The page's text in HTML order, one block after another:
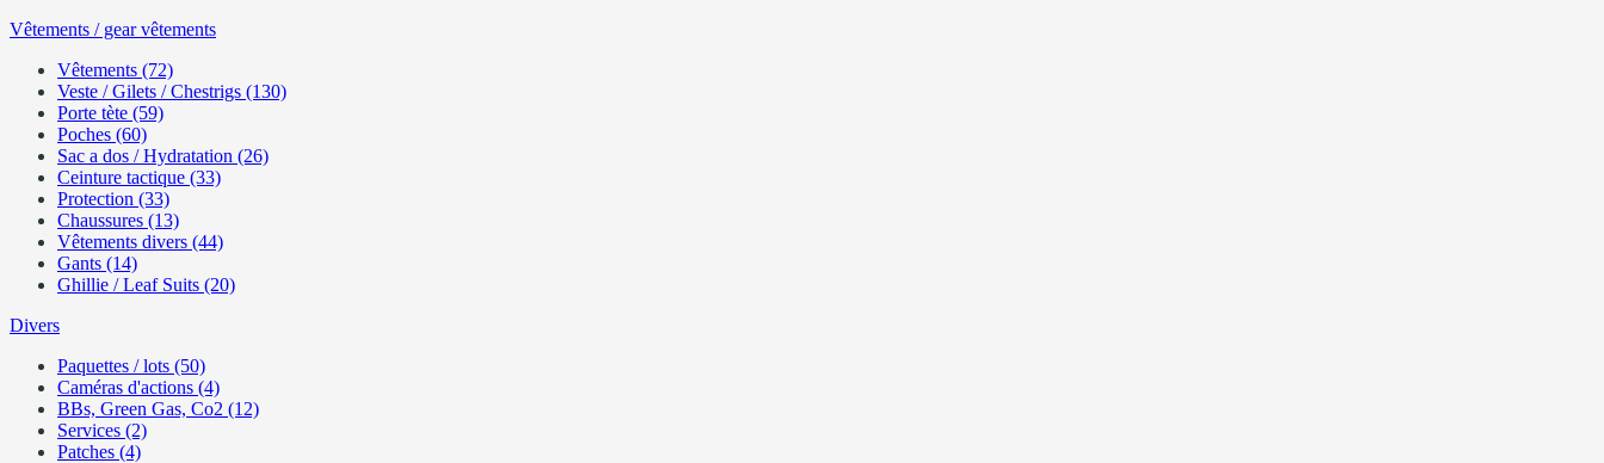
Vêtements / gear vêtements
Vêtements (72)
Veste / Gilets / Chestrigs (130)
Porte tète (59)
Poches (60)
Sac a dos / Hydratation (26)
Ceinture tactique (33)
Protection (33)
Chaussures (13)
Vêtements divers (44)
Gants (14)
Ghillie / Leaf Suits (20)
Divers
Paquettes / lots (50)
Caméras d'actions (4)
BBs, Green Gas, Co2 (12)
Services (2)
Patches (4)